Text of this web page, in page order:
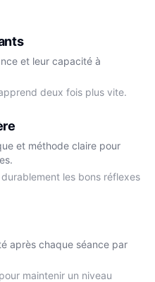
et leur capacité à
deux fois plus vite.
et méthode claire pour
les bons réflexes
après chaque séance par
maintenir un niveau